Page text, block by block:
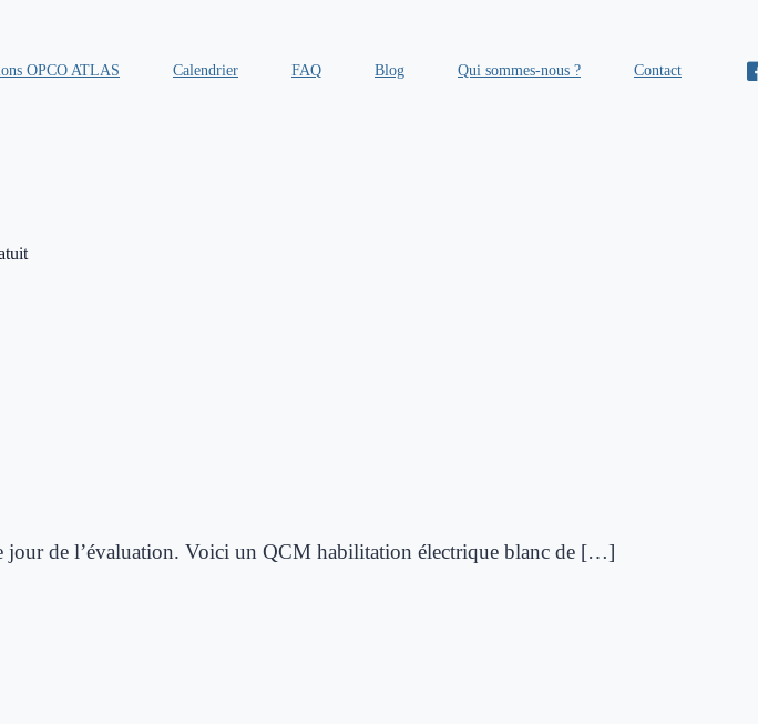
OPCO ATLAS Calendrier FAQ Blog Qui sommes-nous ? Contact
jour de l’évaluation. Voici un QCM habilitation électrique blanc de […]